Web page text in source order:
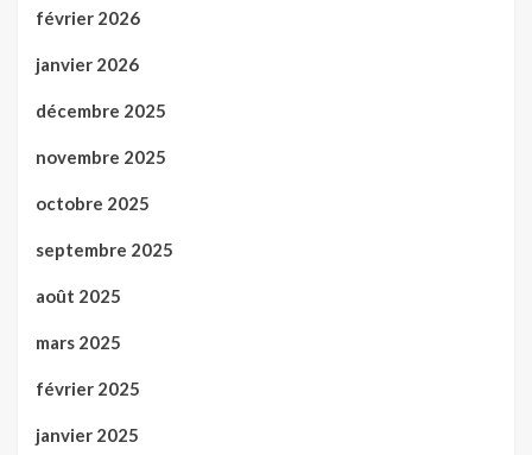
février 2026
janvier 2026
décembre 2025
novembre 2025
octobre 2025
septembre 2025
août 2025
mars 2025
février 2025
janvier 2025